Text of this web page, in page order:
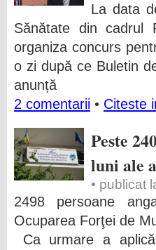
La data
Sănătate din
organiza concurs
o zi după ce Buletin
anunță
2 comentarii • Citeste
Peste
luni ale
• publicat
2498 persoane
Ocuparea Forţei de
Ca urmare a